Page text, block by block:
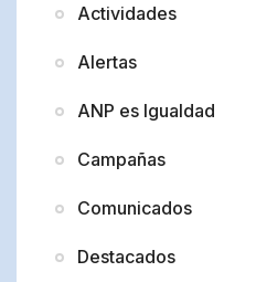
Actividades
Alertas
ANP es Igualdad
Campañas
Comunicados
Destacados